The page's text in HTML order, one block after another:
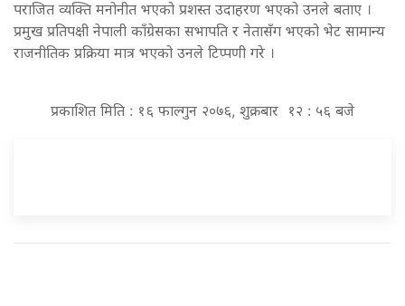
पराजित व्यक्ति मनोनीत भएको प्रशस्त उदाहरण भएको उनले बताए ।
प्रमुख प्रतिपक्षी नेपाली काँग्रेसका सभापति र नेतासँग भएको भेट सामान्य
राजनीतिक प्रक्रिया मात्र भएको उनले टिप्पणी गरे ।
प्रकाशित मिति : १६ फाल्गुन २०७६, शुक्रबार १२ : ५६ बजे